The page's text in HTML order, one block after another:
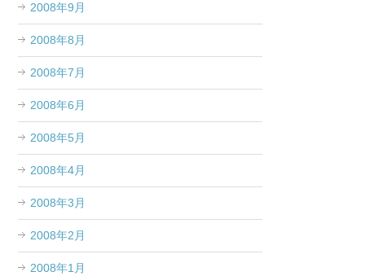
2008年9月
2008年8月
2008年7月
2008年6月
2008年5月
2008年4月
2008年3月
2008年2月
2008年1月